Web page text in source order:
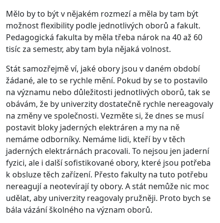
Mělo by to být v nějakém rozmezí a měla by tam být
možnost flexibility podle jednotlivých oborů a fakult.
Pedagogická fakulta by měla třeba nárok na 40 až 60
tisíc za semestr, aby tam byla nějaká volnost.
Stát samozřejmě ví, jaké obory jsou v daném období
žádané, ale to se rychle mění. Pokud by se to postavilo
na významu nebo důležitosti jednotlivých oborů, tak se
obávám, že by univerzity dostatečně rychle nereagovaly
na změny ve společnosti. Vezměte si, že dnes se musí
postavit bloky jaderných elektráren a my na ně
nemáme odborníky. Nemáme lidi, kteří by v těch
jaderných elektrárnách pracovali. To nejsou jen jaderní
fyzici, ale i další sofistikované obory, které jsou potřeba
k obsluze těch zařízení. Přesto fakulty na tuto potřebu
nereagují a neotevírají ty obory. A stát nemůže nic moc
udělat, aby univerzity reagovaly pružněji. Proto bych se
bála vázání školného na význam oborů.